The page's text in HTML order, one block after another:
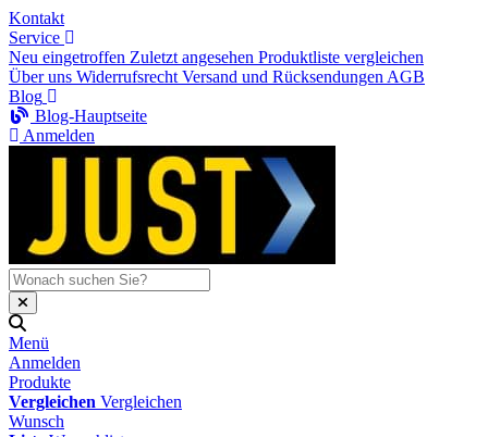
Kontakt
Service
Neu eingetroffen Zuletzt angesehen Produktliste vergleichen
Über uns Widerrufsrecht Versand und Rücksendungen AGB
Blog
Blog-Hauptseite
Anmelden
Menü
Anmelden
Produkte
Vergleichen Vergleichen
Wunsch